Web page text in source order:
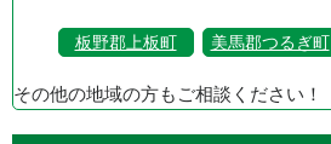
板野郡上板町 美馬郡つるぎ町
その他の地域の方もご相談ください！